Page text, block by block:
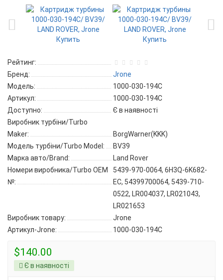
Рейтинг:
Бренд:
Jrone
Модель:
1000-030-194C
Артикул:
1000-030-194C
Доступно:
Є в наявності
Виробник турбіни/Turbo
Maker:
BorgWarner(KKK)
Модель турбіни/Turbo Model:
BV39
Марка авто/Brand:
Land Rover
Номери виробника/Turbo OEM
№:
5439-970-0064, 6H3Q-6K682-
EC, 54399700064, 5439-710-
0522, LR004037, LR021043,
LR021653
Виробник товару:
Jrone
Артикул-Jrone:
1000-030-194C
$140.00
Є в наявності